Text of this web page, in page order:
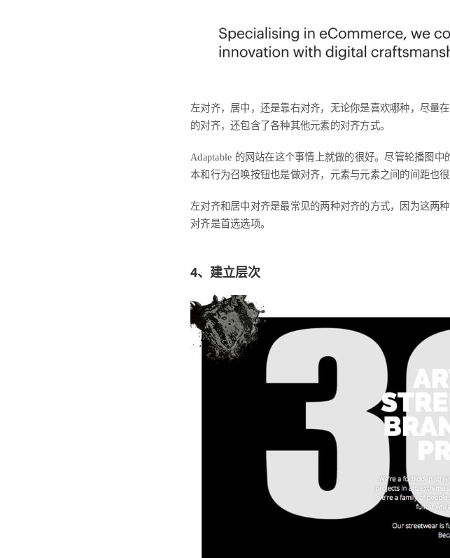
左对齐，居中，还是靠右对齐，无论你是喜欢哪种，尽量
的对齐，还包含了各种其他元素的对齐方式。
Adaptable 的网站在这个事情上就做的很好。尽管轮播图
本和行为召唤按钮也是做对齐，元素与元素之间的间距也
左对齐和居中对齐是最常见的两种对齐的方式，因为这两
对齐是首选选项。
4、建立层次